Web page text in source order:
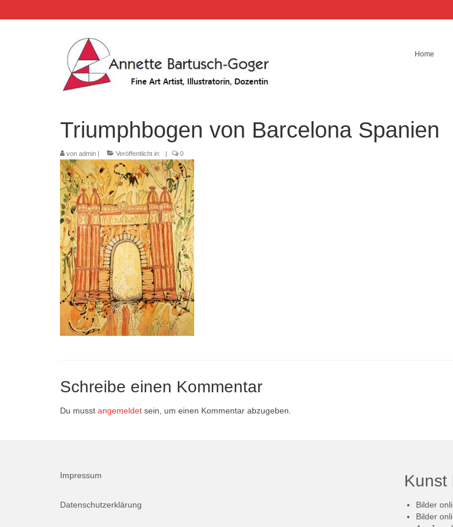
Home
Triumphbogen von Barcelona Spanien
von admin | Veröffentlicht in: | 0
Schreibe einen Kommentar
Du musst angemeldet sein, um einen Kommentar abzugeben.
Impressum
Datenschutzerklärung
Kunst
Bilder
Bilder